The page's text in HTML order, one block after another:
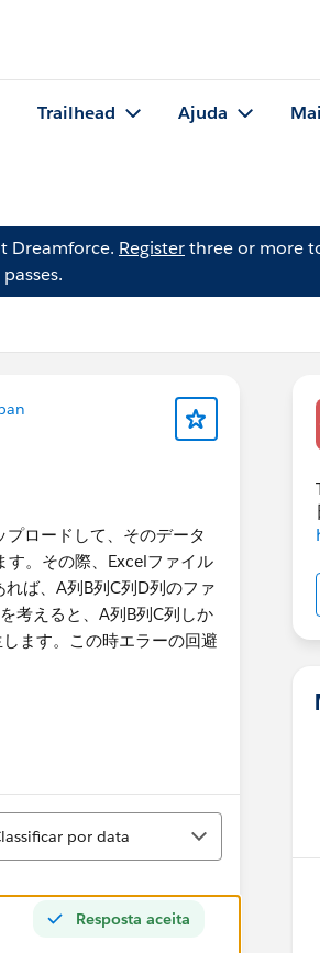
Trailhead Ajuda
Dreamforce. Registerthree or more
passes.
ロードして、そのデータ
す。その際、Excelファイル
ば、A列B列C列D列のファ
考えると、A列B列C列しか
ます。この時エラーの回避
por data
Resposta aceita